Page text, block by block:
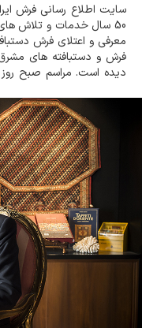
سایت اطلاع رسانی فرش
50 سال خدمات و تلاش
معرفی و اعتلای فرش
فرش و دستبافته های
دستبافته های ایرانی،